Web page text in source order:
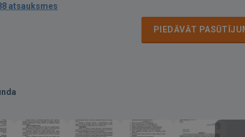
atsauksmes
PIEDĀVĀT